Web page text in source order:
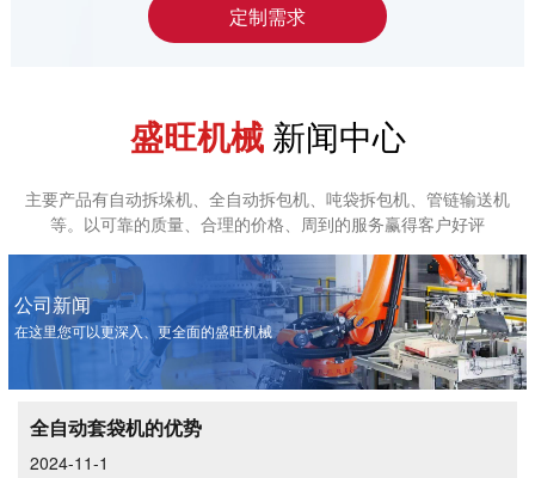
全自动装车机 单工位全自动包装机
定制需求
盛旺机械新闻中心
主要产品有自动拆垛机、全自动拆包机、吨袋拆包机、管链输送机
等。以可靠的质量、合理的价格、周到的服务赢得客户好评
公司新闻
在这里您可以更深入、更全面的盛旺机械
全自动套袋机的优势
2024-11-1